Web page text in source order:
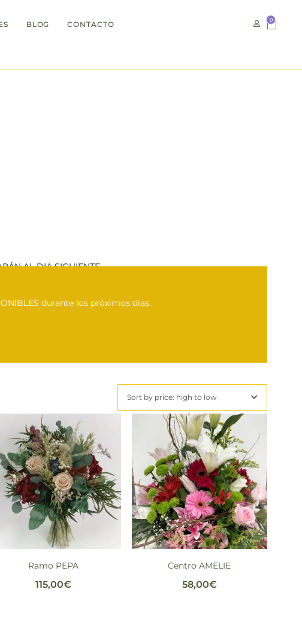
BLOG CONTACTO 0
AL DIA SIGUIENTE.
durante los próximos días.
Sort by price: high to low
Ramo PEPA
115,00€
Centro AMELIE
58,00€